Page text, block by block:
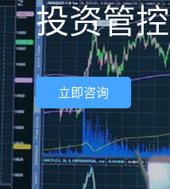
投资管控
立即咨询